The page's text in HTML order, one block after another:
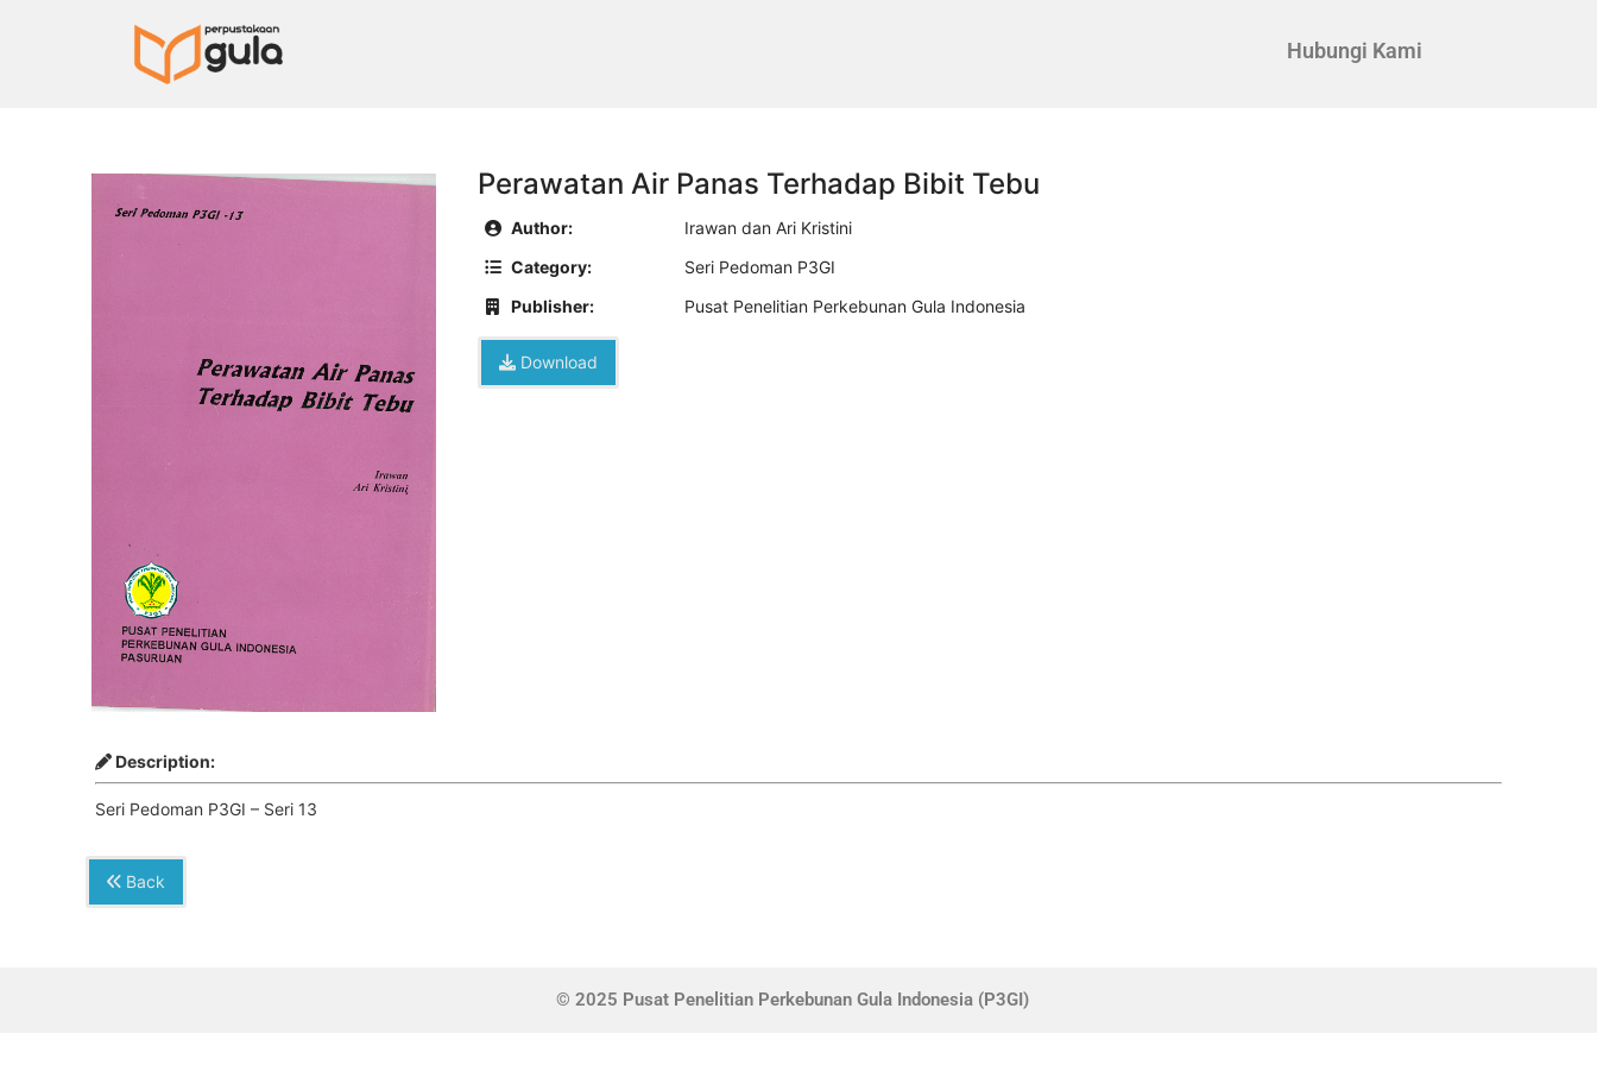
Hubungi Kami
Perawatan Air Panas Terhadap Bibit Tebu
Author:
Irawan dan Ari Kristini
Category:
Seri Pedoman P3GI
Publisher:
Pusat Penelitian Perkebunan Gula Indonesia
Download
Description:
Seri Pedoman P3GI – Seri 13
Back
© 2025 Pusat Penelitian Perkebunan Gula Indonesia (P3GI)